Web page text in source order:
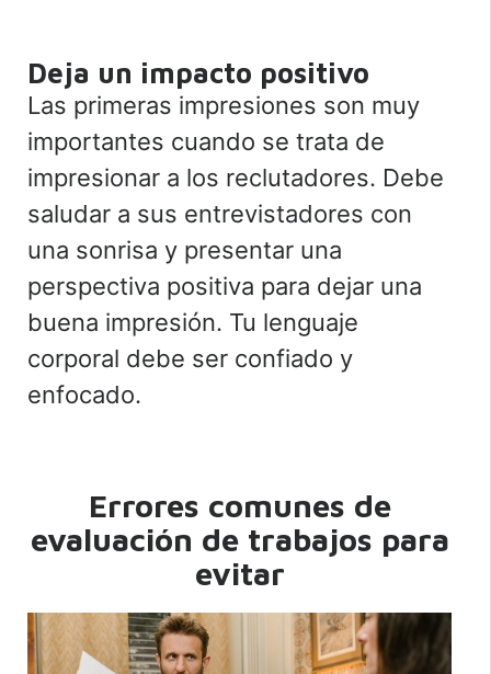
Deja un impacto positivo
Las primeras impresiones son muy
importantes cuando se trata de
impresionar a los reclutadores. Debe
saludar a sus entrevistadores con
una sonrisa y presentar una
perspectiva positiva para dejar una
buena impresión. Tu lenguaje
corporal debe ser confiado y
enfocado.
Errores comunes de
evaluación de trabajos para
evitar